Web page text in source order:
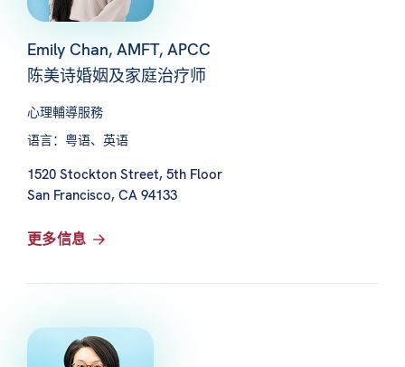
Emily Chan, AMFT, APCC
陈美诗婚姻及家庭治疗师
心理輔導服務
语言：粤语、英语
1520 Stockton Street, 5th Floor
San Francisco, CA 94133
更多信息